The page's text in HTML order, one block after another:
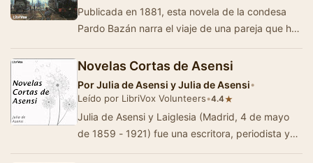
Publicada en 1881, esta novela de la condesa
Pardo Bazán narra el viaje de una pareja que ha
Novelas Cortas de Asensi
PorJulia de Asensi y Julia de Asensi•
Leído por LibriVox Volunteers•4.4★
Julia de Asensi y Laiglesia (Madrid, 4 de mayo
de 1859 - 1921) fue una escritora, periodista y